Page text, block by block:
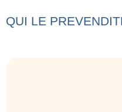
QUI LE